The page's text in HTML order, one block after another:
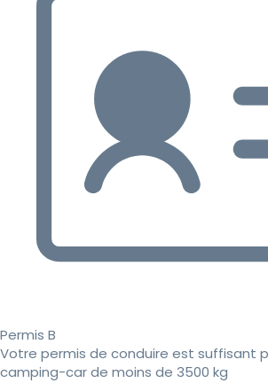
Permis B
Votre permis de conduire est suffisant
camping-car de moins de 3500 kg